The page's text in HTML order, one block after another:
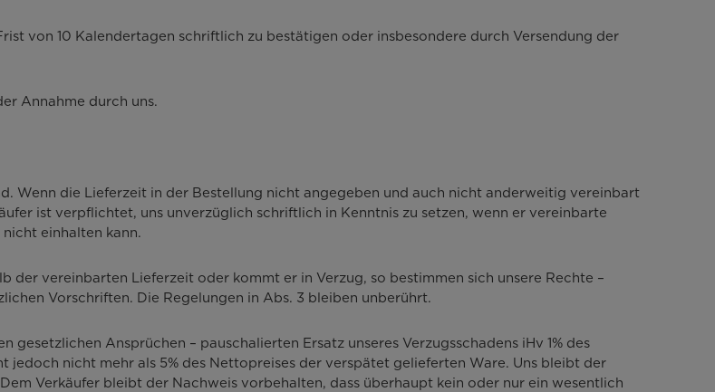
von 10 Kalendertagen schriftlich zu bestätigen oder insbesondere durch Versendung der
Annahme durch uns.
Wenn die Lieferzeit in der Bestellung nicht angegeben und auch nicht anderweitig vereinbart
ist verpflichtet, uns unverzüglich schriftlich in Kenntnis zu setzen, wenn er vereinbarte
einhalten kann.
vereinbarten Lieferzeit oder kommt er in Verzug, so bestimmen sich unsere Rechte –
Vorschriften. Die Regelungen in Abs. 3 bleiben unberührt.
Ansprüchen – pauschalierten Ersatz unseres Verzugsschadens iHv 1% des
nicht mehr als 5% des Nettopreises der verspätet gelieferten Ware. Uns bleibt der
Verkäufer bleibt der Nachweis vorbehalten, dass überhaupt kein oder nur ein wesentlich